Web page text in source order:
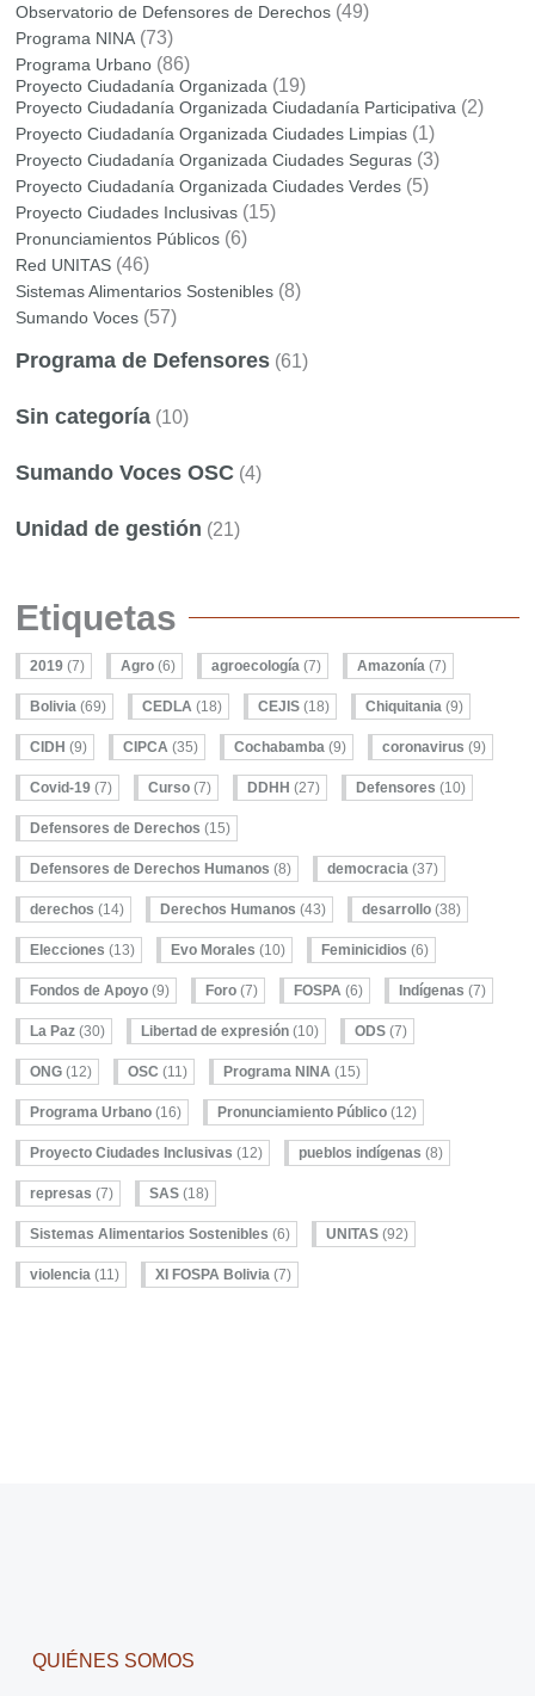
Observatorio de Defensores de Derechos (49)
Programa NINA (73)
Programa Urbano (86)
Proyecto Ciudadanía Organizada (19)
Proyecto Ciudadanía Organizada Ciudadanía Participativa (2)
Proyecto Ciudadanía Organizada Ciudades Limpias (1)
Proyecto Ciudadanía Organizada Ciudades Seguras (3)
Proyecto Ciudadanía Organizada Ciudades Verdes (5)
Proyecto Ciudades Inclusivas (15)
Pronunciamientos Públicos (6)
Red UNITAS (46)
Sistemas Alimentarios Sostenibles (8)
Sumando Voces (57)
Programa de Defensores (61)
Sin categoría (10)
Sumando Voces OSC (4)
Unidad de gestión (21)
Etiquetas
2019 (7) Agro (6) agroecología (7) Amazonía (7)
Bolivia (69) CEDLA (18) CEJIS (18) Chiquitania (9)
CIDH (9) CIPCA (35) Cochabamba (9) coronavirus (9)
Covid-19 (7) Curso (7) DDHH (27) Defensores (10)
Defensores de Derechos (15)
Defensores de Derechos Humanos (8) democracia (37)
derechos (14) Derechos Humanos (43) desarrollo (38)
Elecciones (13) Evo Morales (10) Feminicidios (6)
Fondos de Apoyo (9) Foro (7) FOSPA (6) Indígenas (7)
La Paz (30) Libertad de expresión (10) ODS (7)
ONG (12) OSC (11) Programa NINA (15)
Programa Urbano (16) Pronunciamiento Público (12)
Proyecto Ciudades Inclusivas (12) pueblos indígenas (8)
represas (7) SAS (18)
Sistemas Alimentarios Sostenibles (6) UNITAS (92)
violencia (11) XI FOSPA Bolivia (7)
QUIÉNES SOMOS